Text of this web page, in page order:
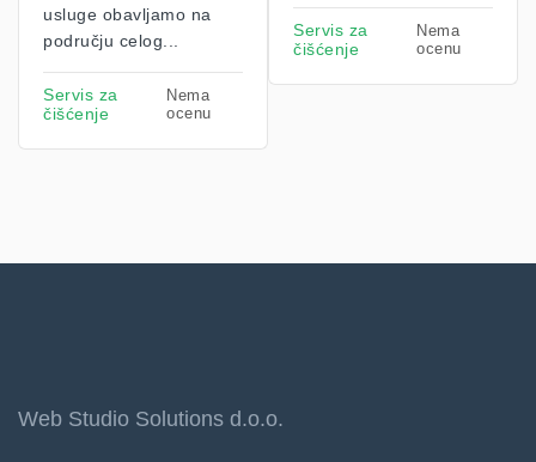
usluge obavljamo na
području celog...
Servis za
čišćenje
Nema
ocenu
Servis za
čišćenje
Nema
ocenu
Web Studio Solutions d.o.o.